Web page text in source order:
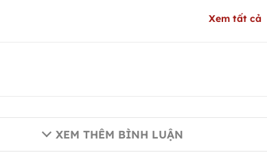
Xem tất cả
XEM THÊM BÌNH LUẬN